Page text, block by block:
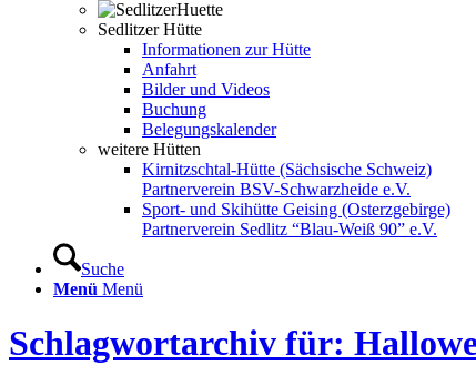
Sedlitzer Hütte
Informationen zur Hütte
Anfahrt
Bilder und Videos
Buchung
Belegungskalender
weitere Hütten
Kirnitzschtal-Hütte (Sächsische Schweiz)
Partnerverein BSV-Schwarzheide e.V.
Sport- und Skihütte Geising (Osterzgebirge)
Partnerverein Sedlitz “Blau-Weiß 90” e.V.
Suche
Menü Menü
Schlagwortarchiv für: